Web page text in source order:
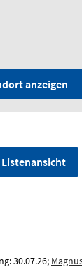
anzeigen
30.07.26;